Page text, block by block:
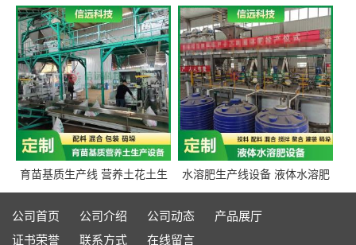
产设备 信远科技肥料生产设备
源头厂家
产设备 氨基酸液态肥全套设备
育苗基质生产线 营养土花土生
产线 有机肥生产线设备
水溶肥生产线设备 液体水溶肥
生产线 桶装液体水溶肥生产线
设备
公司首页 公司介绍 公司动态
产品展厅
证书荣誉
联系方式 在线留言